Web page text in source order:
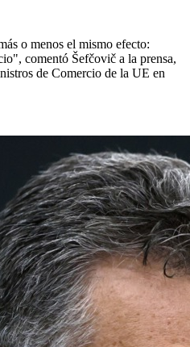
o menos el mismo efecto:
comentó Šefčovič a la prensa,
de Comercio de la UE en